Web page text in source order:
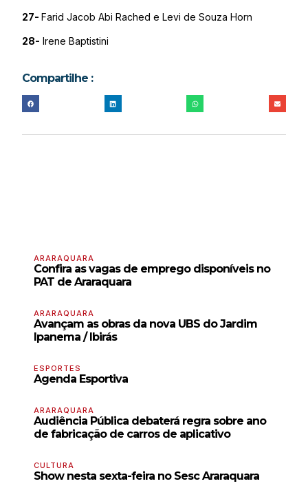
27- Farid Jacob Abi Rached e Levi de Souza Horn
28- Irene Baptistini
Compartilhe :
ARARAQUARA
Confira as vagas de emprego disponíveis no
PAT de Araraquara
ARARAQUARA
Avançam as obras da nova UBS do Jardim
Ipanema / Ibirás
ESPORTES
Agenda Esportiva
ARARAQUARA
Audiência Pública debaterá regra sobre ano
de fabricação de carros de aplicativo
CULTURA
Show nesta sexta-feira no Sesc Araraquara